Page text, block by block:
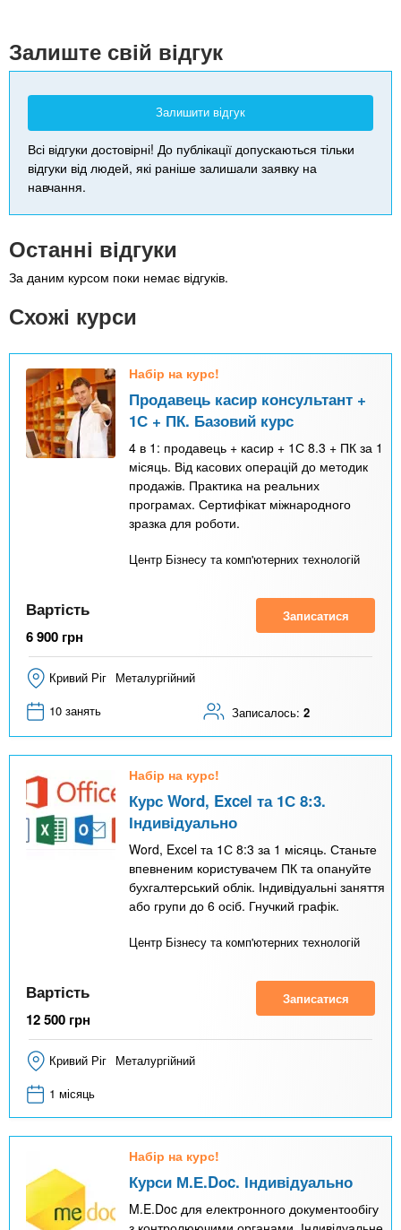
Залиште свій відгук
Залишити відгук
Всі відгуки достовірні! До публікації допускаються тільки
відгуки від людей, які раніше залишали заявку на
навчання.
Останні відгуки
За даним курсом поки немає відгуків.
Схожі курси
Набір на курс!
Продавець касир консультант +
1С + ПК. Базовий курс
4 в 1: продавець + касир + 1С 8.3 + ПК за 1
місяць. Від касових операцій до методик
продажів. Практика на реальних
програмах. Сертифікат міжнародного
зразка для роботи.
Центр Бізнесу та комп'ютерних технологій
Вартість
6 900 грн
Записатися
Кривий Ріг Металургійний
10 занять
Записалось: 2
Набір на курс!
Курс Word, Excel та 1С 8:3.
Індивідуально
Word, Excel та 1С 8:3 за 1 місяць. Станьте
впевненим користувачем ПК та опануйте
бухгалтерський облік. Індивідуальні заняття
або групи до 6 осіб. Гнучкий графік.
Центр Бізнесу та комп'ютерних технологій
Вартість
12 500 грн
Записатися
Кривий Ріг Металургійний
1 місяць
Набір на курс!
Курси М.Е.Dоc. Індивідуально
M.E.Doc для електронного документообігу